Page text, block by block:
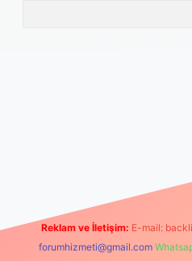
Reklam ve İletişim: E-mail:
forumhizmeti@gmail.com